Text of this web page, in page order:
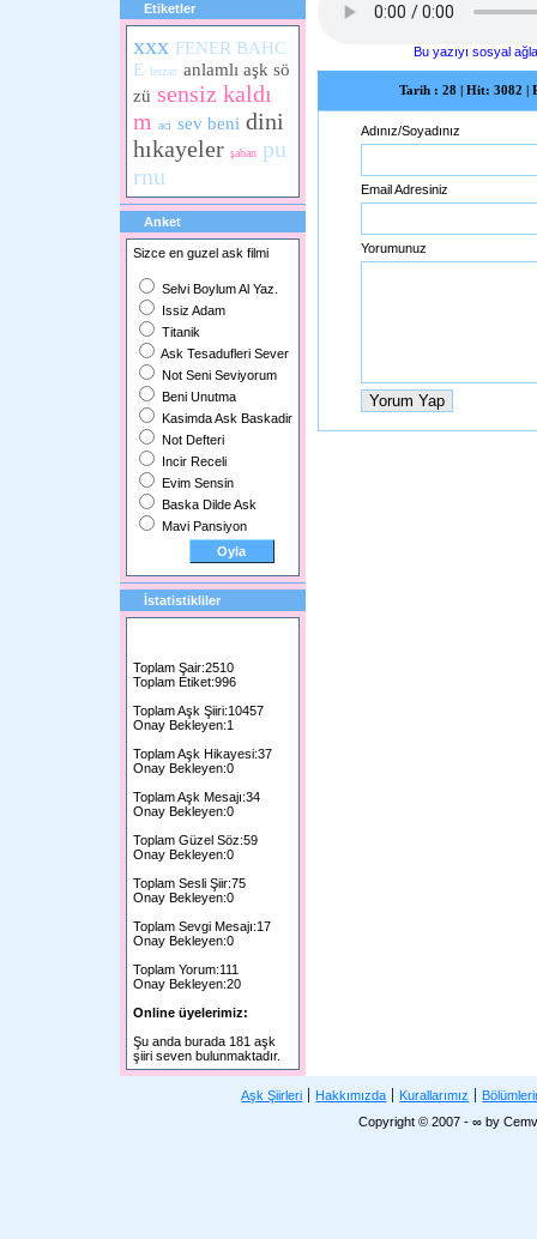
Etiketler
xxx FENER BAHC
E
lerzan anlamlı aşk sö
zü sensiz kaldı
m
aci sev beni dini
hıkayeler şaban pu
rnu
Anket
Sizce en guzel ask filmi
Selvi Boylum Al Yaz.
Issiz Adam
Titanik
Ask Tesadufleri Sever
Not Seni Seviyorum
Beni Unutma
Kasimda Ask Baskadir
Not Defteri
Incir Receli
Evim Sensin
Baska Dilde Ask
Mavi Pansiyon
İstatistikliler
Toplam Şair:2510
Toplam Etiket:996
Toplam Aşk Şiiri:10457
Onay Bekleyen:1
Toplam Aşk Hikayesi:37
Onay Bekleyen:0
Toplam Aşk Mesajı:34
Onay Bekleyen:0
Toplam Güzel Söz:59
Onay Bekleyen:0
Toplam Sesli Şiir:75
Onay Bekleyen:0
Toplam Sevgi Mesajı:17
Onay Bekleyen:0
Toplam Yorum:111
Onay Bekleyen:20
Online üyelerimiz:
Şu anda burada 181 aşk
şiiri seven bulunmaktadır.
Bu yazıyı sosyal
Tarih : 28 | Hit: 3082 |
Adınız/Soyadınız
Email Adresiniz
Yorumunuz
Aşk Şiirleri Hakkımızda Kurallarımız
Copyright © 2007 - ∞ by